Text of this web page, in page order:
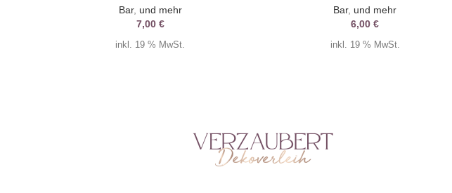
Bar, und mehr
7,00 €
inkl. 19 % MwSt.
Bar, und mehr
6,00€
inkl. 19 % MwSt.